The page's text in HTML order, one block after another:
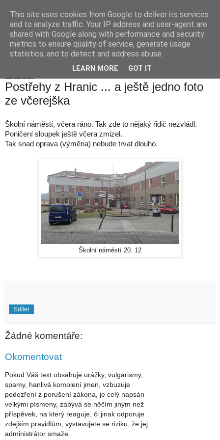
Hranické listy
Postřehy z Hranic ... a ještě jedno foto
ze včerejška
Školní náměstí, včera ráno. Tak zde to nějaký řidič nezvládl.
Poničení sloupek ještě včera zmizel.
Tak snad oprava (výměna) nebude trvat dlouho.
Školní náměstí 20. 12
Sdílet
Žádné komentáře:
Okomentovat
Pokud Váš text obsahuje urážky, vulgarismy,
spamy, hanlivá komolení jmen, vzbuzuje
podezření z porušení zákona, je celý napsán
velkými písmeny, zabývá se něčím jiným než
příspěvek, na který reaguje, či jinak odporuje
zdejším pravidlům, vystavujete se riziku, že jej
administrátor smaže.
This site uses cookies from Google to deliver its services
and to analyze traffic. Your IP address and user-agent are
shared with Google along with performance and security
metrics to ensure quality of service, generate usage
statistics, and to detect and address abuse.
LEARN MORE GOT IT